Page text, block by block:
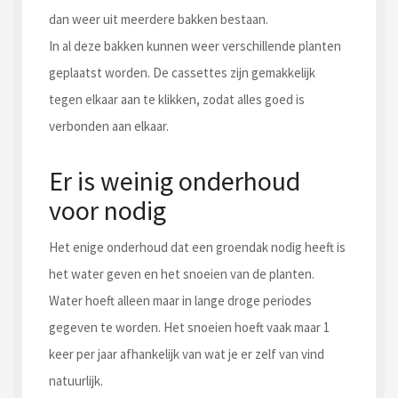
dan weer uit meerdere bakken bestaan.
In al deze bakken kunnen weer verschillende planten
geplaatst worden. De cassettes zijn gemakkelijk
tegen elkaar aan te klikken, zodat alles goed is
verbonden aan elkaar.
Er is weinig onderhoud
voor nodig
Het enige onderhoud dat een groendak nodig heeft is
het water geven en het snoeien van de planten.
Water hoeft alleen maar in lange droge periodes
gegeven te worden. Het snoeien hoeft vaak maar 1
keer per jaar afhankelijk van wat je er zelf van vind
natuurlijk.